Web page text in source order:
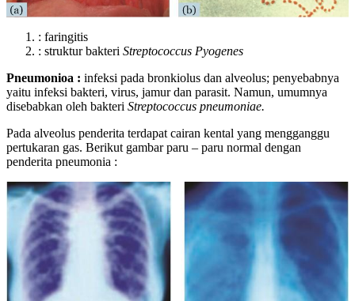
: faringitis
: struktur bakteri Streptococcus Pyogenes
Pneumonioa : infeksi pada bronkiolus dan alveolus; penyebabnya
yaitu infeksi bakteri, virus, jamur dan parasit. Namun, umumnya
disebabkan oleh bakteri Streptococcus pneumoniae.
Pada alveolus penderita terdapat cairan kental yang mengganggu
pertukaran gas. Berikut gambar paru – paru normal dengan
penderita pneumonia :